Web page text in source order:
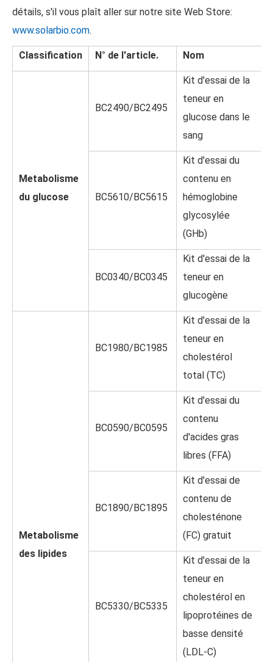
détails, s'il vous plaît aller sur notre site Web Store:
www.solarbio.com.
Classification N° de l'article. Nom
Metabolisme
du glucose
BC2490/BC2495
Kit d'essai de la
teneur en
glucose dans le
sang
BC5610/BC5615
Kit d'essai du
contenu en
hémoglobine
glycosylée
(GHb)
BC0340/BC0345
Kit d'essai de la
teneur en
glucogène
Metabolisme
des lipides
BC1980/BC1985
Kit d'essai de la
teneur en
cholestérol
total (TC)
BC0590/BC0595
Kit d'essai du
contenu
d'acides gras
libres (FFA)
BC1890/BC1895
Kit d'essai de
contenu de
cholesténone
(FC) gratuit
BC5330/BC5335
Kit d'essai de la
teneur en
cholestérol en
lipoprotéines de
basse densité
(LDL-C)